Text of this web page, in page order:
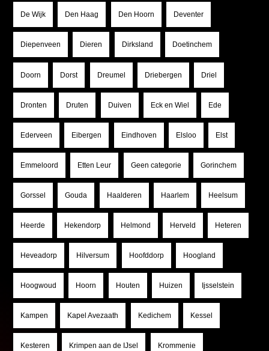
De Wijk Den Haag Den Hoorn Deventer
Diepenveen Dieren Dirksland Doetinchem
Doorn Dorst Dreumel Driebergen Driel
Dronten Druten Duiven Eck en Wiel Ede
Ederveen Eibergen Eindhoven Elsloo Elst
Emmeloord Etten Leur Geen categorie Gorinchem
Gorssel Gouda Haalderen Haarlem Heelsum
Heerde Hekendorp Helmond Herveld Heteren
Heveadorp Hilversum Hoofddorp Hoogland
Hoogwoud Hoorn Houten Huizen Ijsselstein
Kampen Kapel Avezaath Kedichem Kessel
Kesteren Krimpen aan de IJsel Krommenie